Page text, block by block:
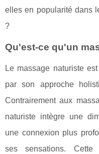
elles en popularité dans
?
Qu'est-ce qu'un
Le massage naturiste
par son approche
Contrairement aux
naturiste intègre une
une connexion plus
ses sensations.